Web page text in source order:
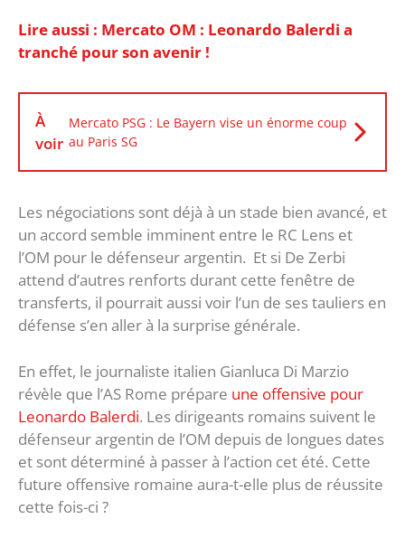
Lire aussi : Mercato OM : Leonardo Balerdi a
tranché pour son avenir !
À
voir
Mercato PSG : Le Bayern vise un énorme coup
au Paris SG
Les négociations sont déjà à un stade bien avancé, et
un accord semble imminent entre le RC Lens et
l’OM pour le défenseur argentin. Et si De Zerbi
attend d’autres renforts durant cette fenêtre de
transferts, il pourrait aussi voir l’un de ses tauliers en
défense s’en aller à la surprise générale.
En effet, le journaliste italien Gianluca Di Marzio
révèle que l’AS Rome prépare une offensive pour
Leonardo Balerdi. Les dirigeants romains suivent le
défenseur argentin de l’OM depuis de longues dates
et sont déterminé à passer à l’action cet été. Cette
future offensive romaine aura-t-elle plus de réussite
cette fois-ci ?